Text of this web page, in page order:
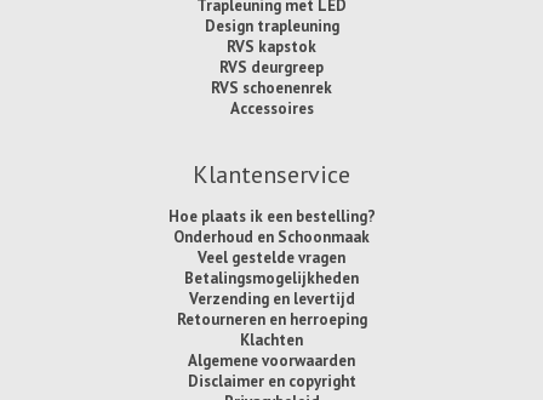
Trapleuning met LED
Design trapleuning
RVS kapstok
RVS deurgreep
RVS schoenenrek
Accessoires
Klantenservice
Hoe plaats ik een bestelling?
Onderhoud en Schoonmaak
Veel gestelde vragen
Betalingsmogelijkheden
Verzending en levertijd
Retourneren en herroeping
Klachten
Algemene voorwaarden
Disclaimer en copyright